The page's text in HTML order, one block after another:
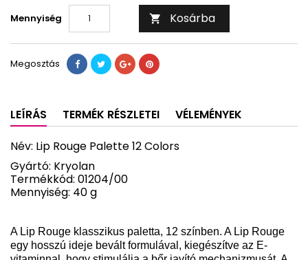
Mennyiség  Kosárba
Megosztás
LEÍRÁS TERMÉK RÉSZLETEI
VÉLEMÉNYEK
Név: Lip Rouge Palette 12 Colors
Gyártó: Kryolan
Termékkód: 01204/00
Mennyiség: 40 g
A Lip Rouge klasszikus paletta, 12 színben. A Lip Rouge
egy hosszú ideje bevált formulával, kiegészítve az E-